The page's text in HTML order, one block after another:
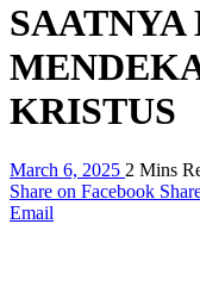
SAATNYA
KRISTUS
March 6, 2025 2 Mins
Share on Facebook
Email